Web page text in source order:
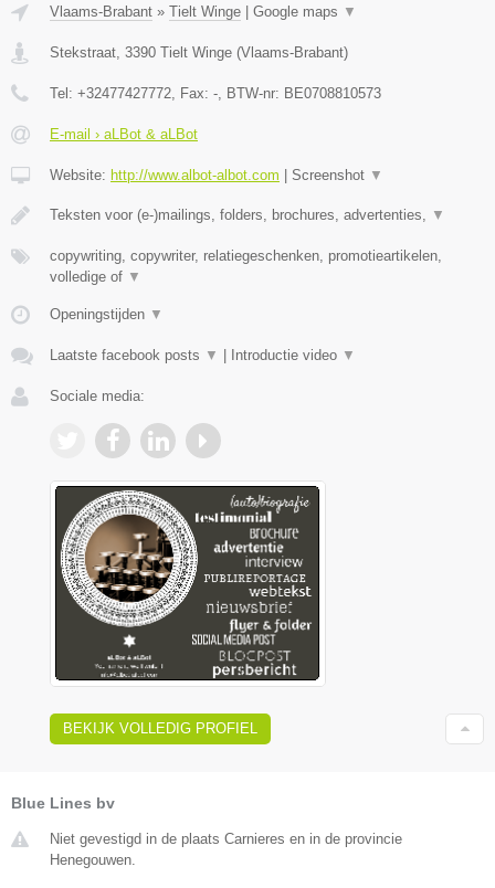
Vlaams-Brabant » Tielt Winge Google maps ▼
Stekstraat 3390 Tielt Winge (Vlaams-Brabant)
Tel: +32477427772 , Fax: - , BTW-nr: BE0708810573
E-mail › aLBot & aLBot
Website: http://www.albot-albot.com Screenshot ▼
Teksten voor (e-)mailings, folders, brochures, advertenties, ▼
copywriting, copywriter, relatiegeschenken, promotieartikelen,
volledige of ▼
Openingstijden ▼
Laatste facebook posts ▼ Introductie video ▼
Sociale media:
BEKIJK VOLLEDIG PROFIEL
Blue Lines bv
Niet gevestigd in de plaats Carnieres en in de provincie
Henegouwen.